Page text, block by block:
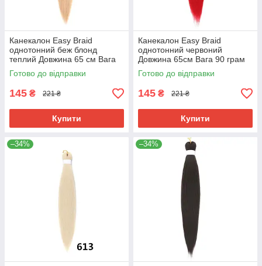
Канекалон Easy Braid
однотонний беж блонд
теплий Довжина 65 см Вага
90 грам
Низькотемпературний 100-
150 ° С 24#EZ
Готово до відправки
145 ₴ 221 ₴
Купити
Канекалон Easy Braid
однотонний червоний
Довжина 65см Вага 90 грам
Низькотемпературний 100-
150°С RedEZ
Готово до відправки
145 ₴ 221 ₴
Купити
–34% –34%